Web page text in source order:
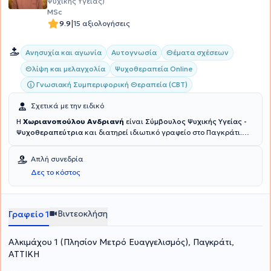
MSc
9.9|15 αξιολογήσεις
Ανησυχία και αγωνία Αυτογνωσία
Θέματα σχέσεων
Θλίψη και μελαγχολία
Ψυχοθεραπεία Online
Γνωσιακή Συμπεριφορική Θεραπεία (CBT)
Σχετικά με την ειδικό
Η Χωριανοπούλου Ανδριανή είναι Σύμβουλος Ψυχικής Υγείας -
Ψυχοθεραπεύτρια και διατηρεί ιδιωτικό γραφείο στο Παγκράτι.
κατέχει μεταπτυχιακό τίτλο στην Συμβουλευτική και την
Ψυχοθεραπεία από το University of East London. Επιπλέον,
ειδικεύτηκε στη Γνωσιακή Ψυχοθεραπεία στο Ερευνητικό
Πανεπιστημιακό Ινστιτούτο Ψυχικής Υγείας, Νευροεπιστημών και
Ψυχιατρική Κλινική του Εθνικού και Καποδιστριακού
Πανεπιστημίου Αθηνών. Τέλος, έχει εργαστεί εθελοντικά ως
Αλληλεγγύης του Δήμου Βριλησσίων και στον Σύλλογο Γονεϊκής
Ισότητας για το Παιδί.Τέλος, στα πλαίσια της συνεχούς
Απλή συνεδρία
Δες το κόστος
Γραφείο 1 Βιντεοκλήση
Αλκιμάχου 1 (Πλησίον Μετρό Ευαγγελισμός), Παγκράτι,
ΑΤΤΙΚΗ